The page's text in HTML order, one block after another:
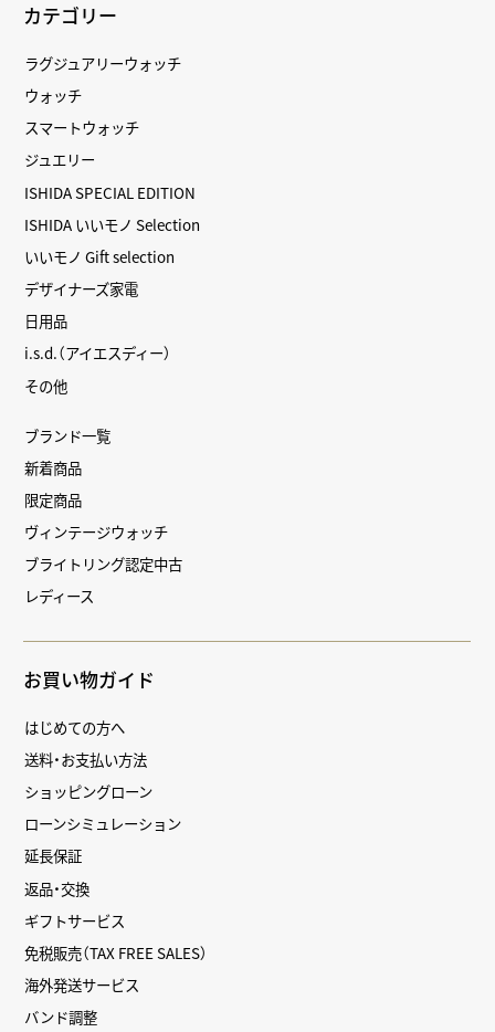
カテゴリー
ラグジュアリーウォッチ
ウォッチ
スマートウォッチ
ジュエリー
ISHIDA SPECIAL EDITION
ISHIDA いいモノ Selection
いいモノ Gift selection
デザイナーズ家電
日用品
i.s.d.（アイエスディー）
その他
ブランド一覧
新着商品
限定商品
ヴィンテージウォッチ
ブライトリング認定中古
レディース
お買い物ガイド
はじめての方へ
送料・お支払い方法
ショッピングローン
ローンシミュレーション
延長保証
返品・交換
ギフトサービス
免税販売（TAX FREE SALES）
海外発送サービス
バンド調整